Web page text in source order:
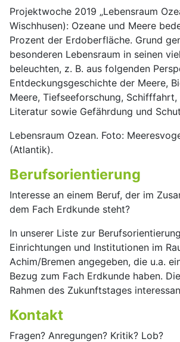
Projektwoche 2019 „Lebensraum
Wischhusen): Ozeane und Meere
Prozent der Erdoberfläche. Grund
besonderen Lebensraum in seinen
beleuchten, z. B. aus folgenden
Entdeckungsgeschichte der Meere,
Meere, Tiefseeforschung, Schifffahrt,
Literatur sowie Gefährdung und
Lebensraum Ozean. Foto:
(Atlantik).
Berufsorientierung
Interesse an einem Beruf, der im
dem Fach Erdkunde steht?
In unserer Liste zur
Einrichtungen und Institutionen im
Achim/Bremen angegeben, die u.a.
Bezug zum Fach Erdkunde haben.
Rahmen des Zukunftstages
Kontakt
Fragen? Anregungen? Kritik? Lob?